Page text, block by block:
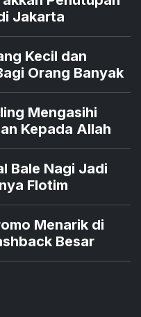
Jakarta
Kecil dan
Bagi Orang Banyak
Mengasihi
Kepada Allah
Bale Nagi Jadi
Flotim
Menarik di
Besar